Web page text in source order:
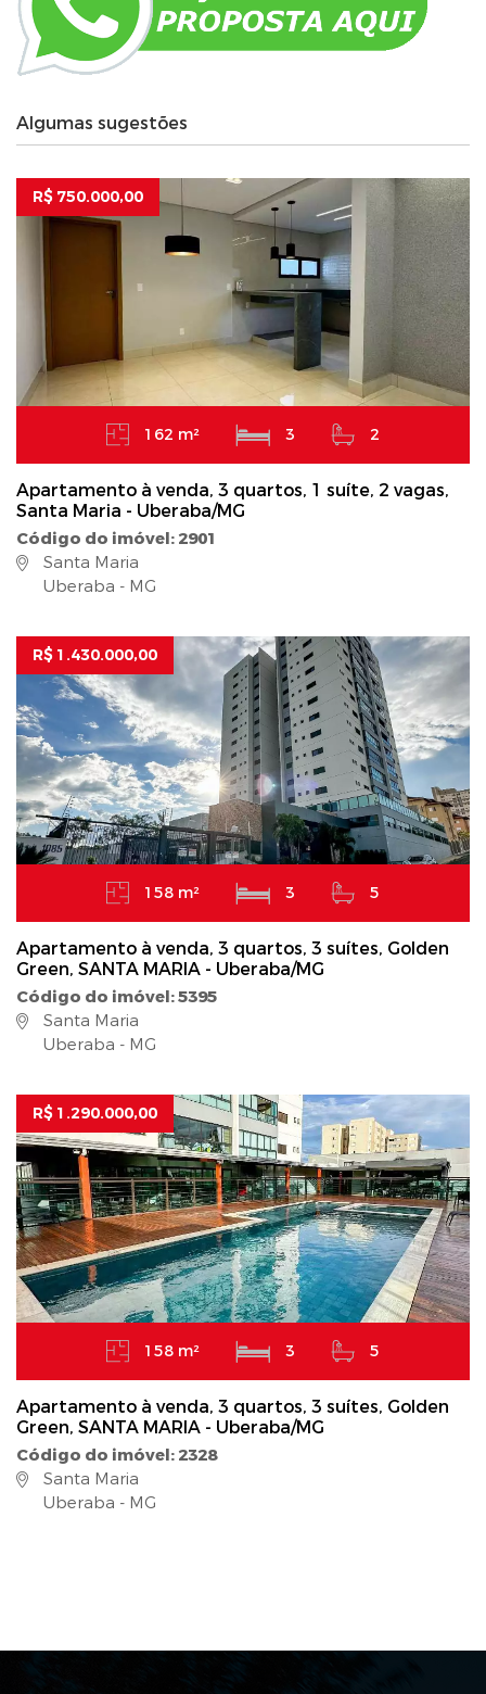
Algumas sugestões
R$ 750.000,00
162 m² 3 2
Apartamento à venda, 3 quartos, 1 suíte, 2 vagas,
Santa Maria - Uberaba/MG
Código do imóvel: 2901
Santa Maria
Uberaba - MG
R$ 1.430.000,00
158 m² 3 5
Apartamento à venda, 3 quartos, 3 suítes, Golden
Green, SANTA MARIA - Uberaba/MG
Código do imóvel: 5395
Santa Maria
Uberaba - MG
R$ 1.290.000,00
158 m² 3 5
Apartamento à venda, 3 quartos, 3 suítes, Golden
Green, SANTA MARIA - Uberaba/MG
Código do imóvel: 2328
Santa Maria
Uberaba - MG